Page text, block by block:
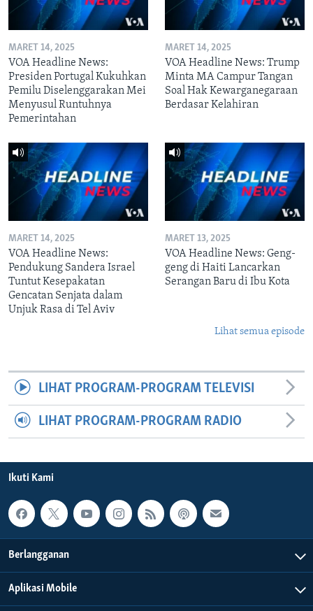
MARET 14, 2025
VOA Headline News:
Presiden Portugal Kukuhkan
Pemilu Diselenggarakan Mei
Menyusul Runtuhnya
Pemerintahan
MARET 14, 2025
VOA Headline News: Trump
Minta MA Campur Tangan
Soal Hak Kewarganegaraan
Berdasar Kelahiran
MARET 14, 2025
VOA Headline News:
Pendukung Sandera Israel
Tuntut Kesepakatan
Gencatan Senjata dalam
Unjuk Rasa di Tel Aviv
MARET 13, 2025
VOA Headline News: Geng-
geng di Haiti Lancarkan
Serangan Baru di Ibu Kota
Lihat semua episode
LIHAT PROGRAM-PROGRAM TELEVISI
LIHAT PROGRAM-PROGRAM RADIO
Ikuti Kami
Berlangganan
Aplikasi Mobile